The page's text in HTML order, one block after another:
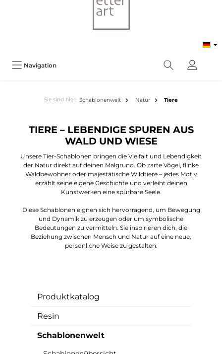
Navigation
Sie sind hier: Schablonenwelt Natur Tiere
TIERE – LEBENDIGE SPUREN AUS
WALD UND WIESE
Unsere Tier-Schablonen bringen die Vielfalt und Lebendigkeit
der Natur direkt auf deinen Malgrund. Ob zarte Vögel, flinke
Waldbewohner oder majestätische Wildtiere – jedes Motiv
erzählt seine eigene Geschichte und verleiht deinen
Kunstwerken eine spürbare Seele.
Diese Schablonen eignen sich hervorragend, um Bewegung
und Dynamik zu erzeugen oder um symbolische
Bedeutungen zu vermitteln. Sie inspirieren dich, die
Beziehung zwischen Mensch und Natur auf eine neue,
persönliche Weise zu gestalten.
Produktkatalog
Resin
Schablonenwelt